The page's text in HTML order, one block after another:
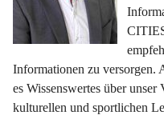
Informationen zu versorgen.
es Wissenswertes über unser
kulturellen und sportlichen